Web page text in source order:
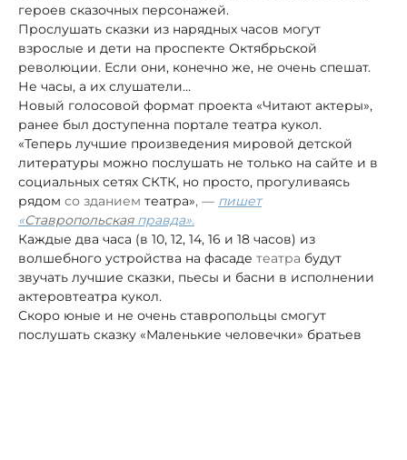
героев сказочных персонажей.
Прослушать сказки из нарядных часов могут
взрослые и дети на проспекте Октябрьской
революции. Если они, конечно же, не очень спешат.
Не часы, а их слушатели...
Новый голосовой формат проекта «Читают актеры»,
ранее был доступенна портале театра кукол.
«Теперь лучшие произведения мировой детской
литературы можно послушать не только на сайте и в
социальных сетях СКТК, но просто, прогуливаясь
рядом со зданием театра», — пишет
«Ставропольскаяправда».
Каждые два часа (в 10, 12, 14, 16 и 18 часов) из
волшебного устройства на фасаде театра будут
звучать лучшие сказки, пьесы и басни в исполнении
актеровтеатра кукол.
Скоро юные и не очень ставропольцы смогут
послушать сказку «Маленькие человечки» братьев